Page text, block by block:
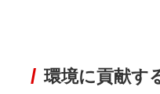
環境に貢献す